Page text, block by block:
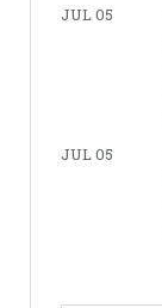
JUL 05
JUL 05